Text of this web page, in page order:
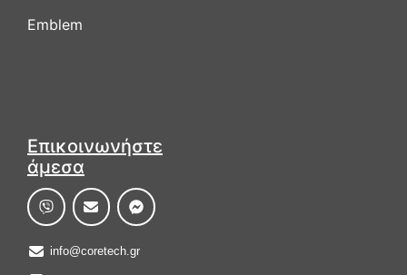
Emblem
Επικοινωνήστε
άμεσα
info@coretech.gr